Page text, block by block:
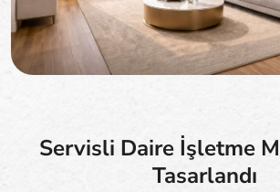
Servisli Daire İşletme
Tasarlandı